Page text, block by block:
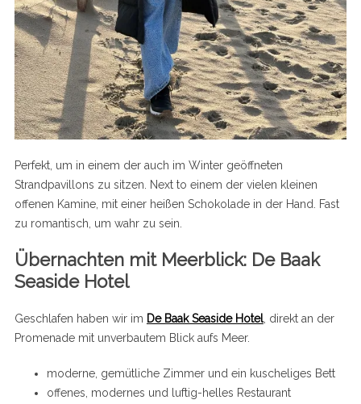
Perfekt, um in einem der auch im Winter geöffneten
Strandpavillons zu sitzen. Next to einem der vielen kleinen
offenen Kamine, mit einer heißen Schokolade in der Hand. Fast
zu romantisch, um wahr zu sein.
Übernachten mit Meerblick: De Baak
Seaside Hotel
Geschlafen haben wir im De Baak Seaside Hotel, direkt an der
Promenade mit unverbautem Blick aufs Meer.
moderne, gemütliche Zimmer und ein kuscheliges Bett
offenes, modernes und luftig-helles Restaurant